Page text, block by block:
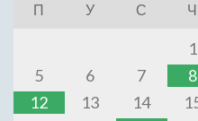
П У С Ч
1
5
6 7 8
12
13 14